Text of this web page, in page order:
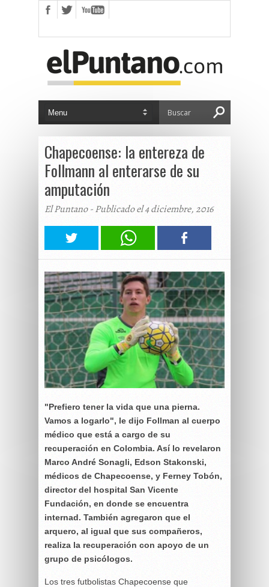
Chapecoense: la entereza de
Follmann al enterarse de su
amputación
El Puntano - Publicado el 4 diciembre, 2016
"Prefiero tener la vida que una pierna.
Vamos a logarlo", le dijo Follman al cuerpo
médico que está a cargo de su
recuperación en Colombia. Así lo revelaron
Marco André Sonagli, Edson Stakonski,
médicos de Chapecoense, y Ferney Tobón,
director del hospital San Vicente
Fundación, en donde se encuentra
internad. También agregaron que el
arquero, al igual que sus compañeros,
realiza la recuperación con apoyo de un
grupo de psicólogos.
Los tres futbolistas Chapecoense que